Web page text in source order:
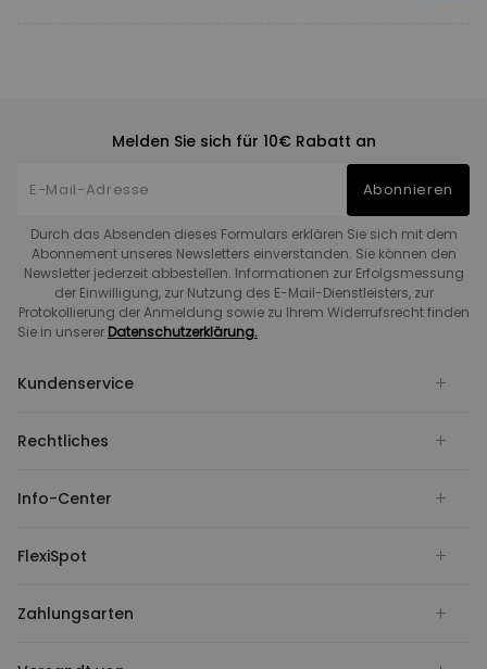
Melden Sie sich für 10€ Rabatt an
Abonnieren
Durch das Absenden dieses Formulars erklären Sie sich mit dem
Abonnement unseres Newsletters einverstanden. Sie können den
Newsletter jederzeit abbestellen. Informationen zur Erfolgsmessung
der Einwilligung, zur Nutzung des E-Mail-Dienstleisters, zur
Protokollierung der Anmeldung sowie zu Ihrem Widerrufsrecht finden
Sie in unserer Datenschutzerklärung.
Kundenservice
Rechtliches
Info-Center
FlexiSpot
Zahlungsarten